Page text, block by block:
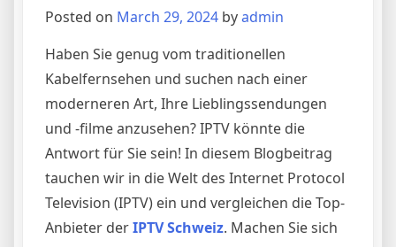
Posted on March 29, 2024 byadmin
Haben Sie genug vom traditionellen
Kabelfernsehen und suchen nach einer
moderneren Art, Ihre Lieblingssendungen
und -filme anzusehen? IPTV könnte die
Antwort für Sie sein! In diesem Blogbeitrag
tauchen wir in die Welt des Internet Protocol
Television (IPTV) ein und vergleichen die Top-
Anbieter derIPTV Schweiz. Machen Sie sich